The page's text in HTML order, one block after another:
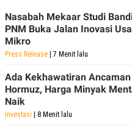
Nasabah Mekaar Studi
PNM Buka Jalan Inovasi
Mikro
Press Release | 7 Menit lalu
Ada Kekhawatiran
Hormuz, Harga Minyak
Naik
Investasi | 8 Menit lalu